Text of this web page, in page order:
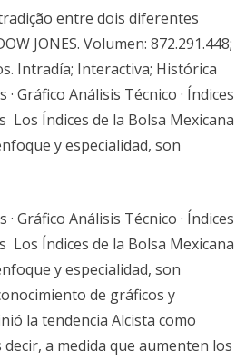
entre dois diferentes
JONES. Volumen: 872.291.448;
Intradía; Interactiva; Histórica
Gráfico Análisis Técnico · Índices
Los Índices de la Bolsa Mexicana
y especialidad, son
Gráfico Análisis Técnico · Índices
Los Índices de la Bolsa Mexicana
y especialidad, son
de gráficos y
la tendencia Alcista como
a medida que aumenten los